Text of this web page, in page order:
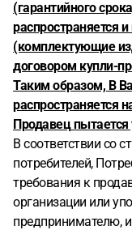
(гарантийного
распространяется
(комплектующие
договором купли-
Таким образом, В
распространяется
Продавец пытается
В соответствии со
потребителей,
требования к
организации или
предпринимателю,